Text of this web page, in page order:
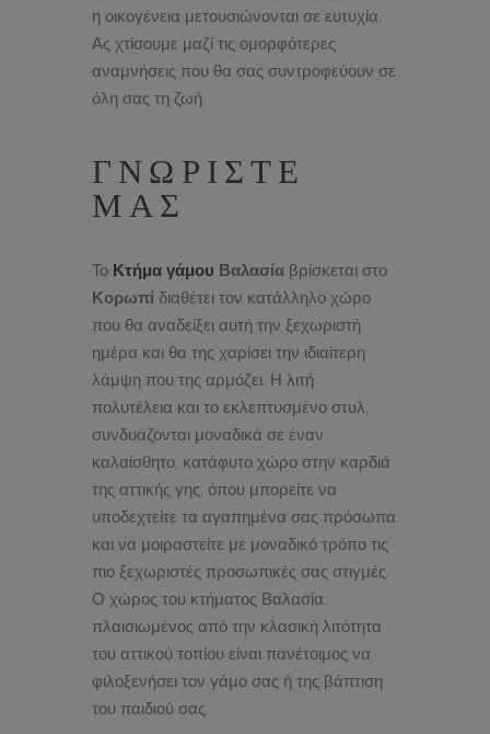
η οικογένεια μετουσιώνονται σε ευτυχία.
Ας χτίσουμε μαζί τις ομορφότερες
αναμνήσεις που θα σας συντροφεύουν σε
όλη σας τη ζωή.
ΓΝΩΡΙΣΤΕ
ΜΑΣ
Το Κτήμα γάμου Βαλασία βρίσκεται στο
Κορωπί διαθέτει τον κατάλληλο χώρο
που θα αναδείξει αυτή την ξεχωριστή
ημέρα και θα της χαρίσει την ιδιαίτερη
λάμψη που της αρμόζει. Η λιτή
πολυτέλεια και το εκλεπτυσμένο στυλ,
συνδυάζονται μοναδικά σε έναν
καλαίσθητο, κατάφυτο χώρο στην καρδιά
της αττικής γης, όπου μπορείτε να
υποδεχτείτε τα αγαπημένα σας πρόσωπα
και να μοιραστείτε με μοναδικό τρόπο τις
πιο ξεχωριστές προσωπικές σας στιγμές.
Ο χώρος του κτήματος Βαλασία,
πλαισιωμένος από την κλασική λιτότητα
του αττικού τοπίου είναι πανέτοιμος να
φιλοξενήσει τον γάμο σας ή της βάπτιση
του παιδιού σας.